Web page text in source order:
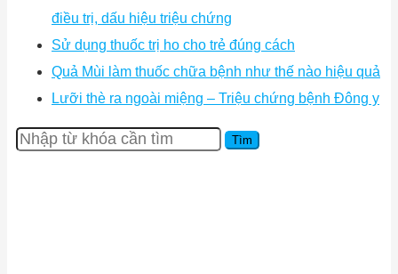
điều trị, dấu hiệu triệu chứng
Sử dụng thuốc trị ho cho trẻ đúng cách
Quả Mùi làm thuốc chữa bệnh như thế nào hiệu quả
Lưỡi thè ra ngoài miệng – Triệu chứng bệnh Đông y